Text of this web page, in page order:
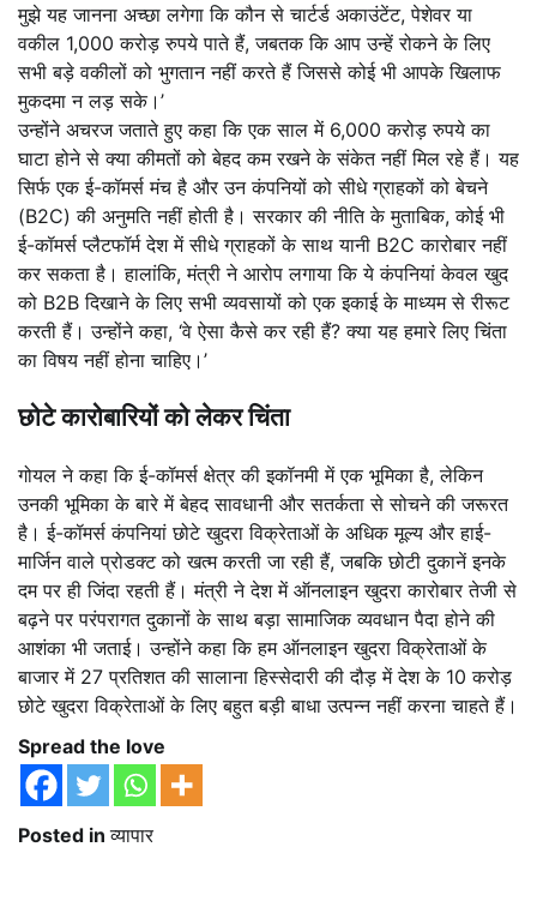
मुझे यह जानना अच्छा लगेगा कि कौन से चार्टर्ड अकाउंटेंट, पेशेवर या
वकील 1,000 करोड़ रुपये पाते हैं, जबतक कि आप उन्हें रोकने के लिए
सभी बड़े वकीलों को भुगतान नहीं करते हैं जिससे कोई भी आपके खिलाफ
मुकदमा न लड़ सके।’
उन्होंने अचरज जताते हुए कहा कि एक साल में 6,000 करोड़ रुपये का
घाटा होने से क्या कीमतों को बेहद कम रखने के संकेत नहीं मिल रहे हैं। यह
सिर्फ एक ई-कॉमर्स मंच है और उन कंपनियों को सीधे ग्राहकों को बेचने
(B2C) की अनुमति नहीं होती है। सरकार की नीति के मुताबिक, कोई भी
ई-कॉमर्स प्लैटफॉर्म देश में सीधे ग्राहकों के साथ यानी B2C कारोबार नहीं
कर सकता है। हालांकि, मंत्री ने आरोप लगाया कि ये कंपनियां केवल खुद
को B2B दिखाने के लिए सभी व्यवसायों को एक इकाई के माध्यम से रीरूट
करती हैं। उन्होंने कहा, ‘वे ऐसा कैसे कर रही हैं? क्या यह हमारे लिए चिंता
का विषय नहीं होना चाहिए।’
छोटे कारोबारियों को लेकर चिंता
गोयल ने कहा कि ई-कॉमर्स क्षेत्र की इकॉनमी में एक भूमिका है, लेकिन
उनकी भूमिका के बारे में बेहद सावधानी और सतर्कता से सोचने की जरूरत
है। ई-कॉमर्स कंपनियां छोटे खुदरा विक्रेताओं के अधिक मूल्य और हाई-
मार्जिन वाले प्रोडक्ट को खत्म करती जा रही हैं, जबकि छोटी दुकानें इनके
दम पर ही जिंदा रहती हैं। मंत्री ने देश में ऑनलाइन खुदरा कारोबार तेजी से
बढ़ने पर परंपरागत दुकानों के साथ बड़ा सामाजिक व्यवधान पैदा होने की
आशंका भी जताई। उन्होंने कहा कि हम ऑनलाइन खुदरा विक्रेताओं के
बाजार में 27 प्रतिशत की सालाना हिस्सेदारी की दौड़ में देश के 10 करोड़
छोटे खुदरा विक्रेताओं के लिए बहुत बड़ी बाधा उत्पन्न नहीं करना चाहते हैं।
Spread the love
Posted inव्यापार